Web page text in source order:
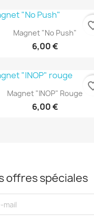
Magnet "No Push"
6,00 €
Magnet "INOP" Rouge
6,00 €
offres spéciales